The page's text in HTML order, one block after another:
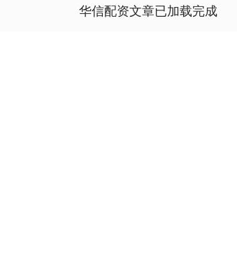
华信配资文章已加载完成